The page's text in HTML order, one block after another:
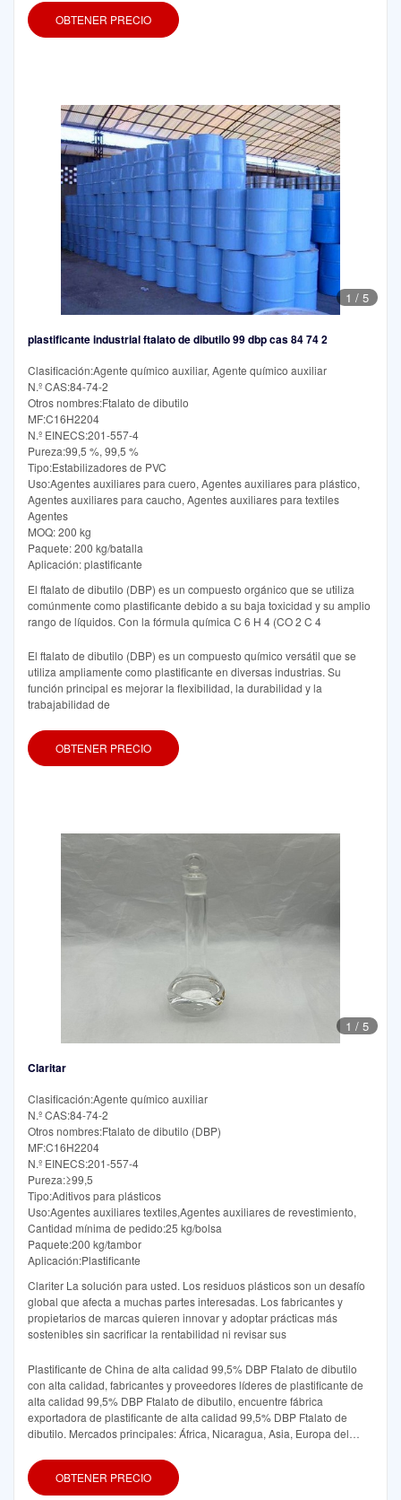
OBTENER PRECIO
1 / 5
plastificante industrial ftalato de dibutilo 99 dbp cas 84 74 2
Clasificación:Agente químico auxiliar, Agente químico auxiliar
N.º CAS:84-74-2
Otros nombres:Ftalato de dibutilo
MF:C16H2204
N.º EINECS:201-557-4
Pureza:99,5 %, 99,5 %
Tipo:Estabilizadores de PVC
Uso:Agentes auxiliares para cuero, Agentes auxiliares para plástico,
Agentes auxiliares para caucho, Agentes auxiliares para textiles
Agentes
MOQ: 200 kg
Paquete: 200 kg/batalla
Aplicación: plastificante
El ftalato de dibutilo (DBP) es un compuesto orgánico que se utiliza
comúnmente como plastificante debido a su baja toxicidad y su amplio
rango de líquidos. Con la fórmula química C 6 H 4 (CO 2 C 4
El ftalato de dibutilo (DBP) es un compuesto químico versátil que se
utiliza ampliamente como plastificante en diversas industrias. Su
función principal es mejorar la flexibilidad, la durabilidad y la
trabajabilidad de
OBTENER PRECIO
1 / 5
Claritar
Clasificación:Agente químico auxiliar
N.º CAS:84-74-2
Otros nombres:Ftalato de dibutilo (DBP)
MF:C16H2204
N.º EINECS:201-557-4
Pureza:≥99,5
Tipo:Aditivos para plásticos
Uso:Agentes auxiliares textiles,Agentes auxiliares de revestimiento,
Cantidad mínima de pedido:25 kg/bolsa
Paquete:200 kg/tambor
Aplicación:Plastificante
Clariter La solución para usted. Los residuos plásticos son un desafío
global que afecta a muchas partes interesadas. Los fabricantes y
propietarios de marcas quieren innovar y adoptar prácticas más
sostenibles sin sacrificar la rentabilidad ni revisar sus
Plastificante de China de alta calidad 99,5% DBP Ftalato de dibutilo
con alta calidad, fabricantes y proveedores líderes de plastificante de
alta calidad 99,5% DBP Ftalato de dibutilo, encuentre fábrica
exportadora de plastificante de alta calidad 99,5% DBP Ftalato de
dibutilo. Mercados principales: África, Nicaragua, Asia, Europa del
OBTENER PRECIO